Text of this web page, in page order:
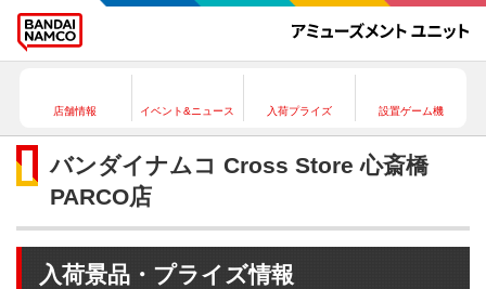
店舗情報 イベント&ニュース 入荷プライズ 設置ゲーム機
バンダイナムコ Cross Store 心斎橋
PARCO店
入荷景品・プライズ情報